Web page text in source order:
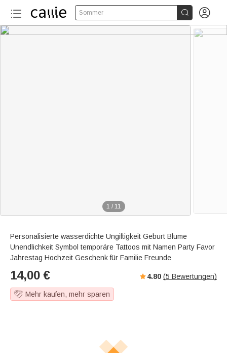
Sommer  
1 / 11
Personalisierte wasserdichte Ungiftigkeit Geburt Blume
Unendlichkeit Symbol temporäre Tattoos mit Namen Party Favor
Jahrestag Hochzeit Geschenk für Familie Freunde
14,00 € 4.80 (5 Bewertungen)
Mehr kaufen, mehr sparen